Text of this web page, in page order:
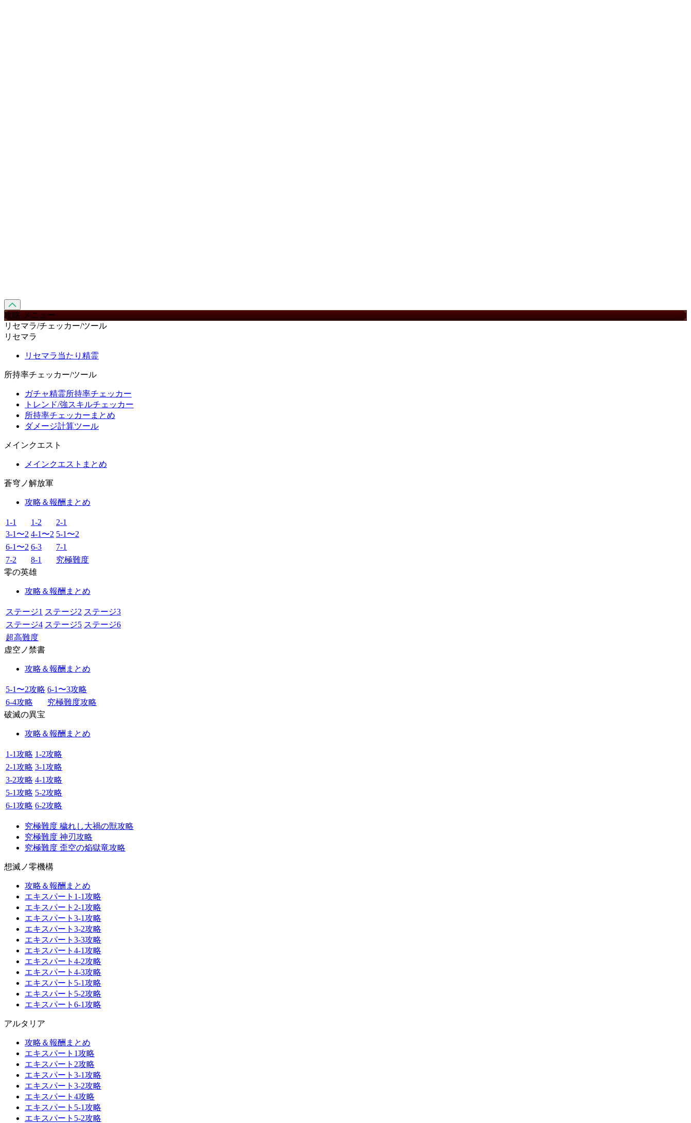
攻略 メニュー
リセマラ/チェッカー/ツール
リセマラ
リセマラ当たり精霊
所持率チェッカー/ツール
ガチャ精霊所持率チェッカー
トレンド/強スキルチェッカー
所持率チェッカーまとめ
ダメージ計算ツール
メインクエスト
メインクエストまとめ
蒼穹ノ解放軍
攻略＆報酬まとめ
1-1 1-2
2-1
3-1〜2 4-1〜2 5-1〜2
6-1〜2 6-3
7-1
7-2
8-1
究極難度
零の英雄
攻略＆報酬まとめ
ステージ1 ステージ2 ステージ3
ステージ4 ステージ5 ステージ6
超高難度
虚空ノ禁書
攻略＆報酬まとめ
5-1〜2攻略 6-1〜3攻略
6-4攻略
究極難度攻略
破滅の異宝
攻略＆報酬まとめ
1-1攻略 1-2攻略
2-1攻略 3-1攻略
3-2攻略 4-1攻略
5-1攻略 5-2攻略
6-1攻略 6-2攻略
究極難度 穢れし大禍の獣攻略
究極難度 神刃攻略
究極難度 歪空の焔獄竜攻略
想滅ノ零機構
攻略＆報酬まとめ
エキスパート1-1攻略
エキスパート2-1攻略
エキスパート3-1攻略
エキスパート3-2攻略
エキスパート3-3攻略
エキスパート4-1攻略
エキスパート4-2攻略
エキスパート4-3攻略
エキスパート5-1攻略
エキスパート5-2攻略
エキスパート6-1攻略
アルタリア
攻略＆報酬まとめ
エキスパート1攻略
エキスパート2攻略
エキスパート3-1攻略
エキスパート3-2攻略
エキスパート4攻略
エキスパート5-1攻略
エキスパート5-2攻略